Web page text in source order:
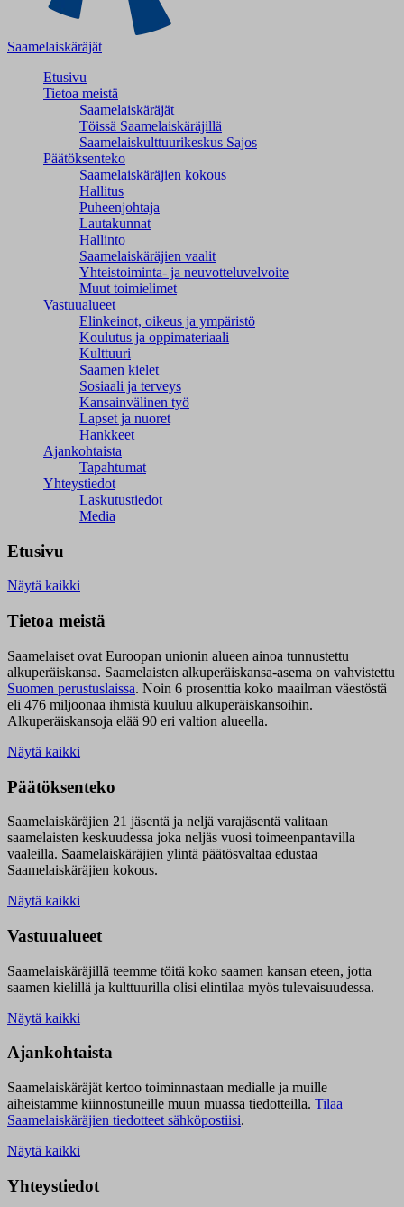
Saamelaiskäräjät
Etusivu
Tietoa meistä
Saamelaiskäräjät
Töissä Saamelaiskäräjillä
Saamelaiskulttuuri­keskus Sajos
Päätöksenteko
Saamelaiskäräjien kokous
Hallitus
Puheenjohtaja
Lautakunnat
Hallinto
Saamelaiskäräjien vaalit
Yhteistoiminta- ja neuvotteluvelvoite
Muut toimielimet
Vastuualueet
Elinkeinot, oikeus ja ympäristö
Koulutus ja oppimateriaali
Kulttuuri
Saamen kielet
Sosiaali ja terveys
Kansainvälinen työ
Lapset ja nuoret
Hankkeet
Ajankohtaista
Tapahtumat
Yhteystiedot
Laskutustiedot
Media
Etusivu
Näytä kaikki
Tietoa meistä
Saamelaiset ovat Euroopan unionin alueen ainoa tunnustettu
alkuperäiskansa. Saamelaisten alkuperäiskansa-asema on vahvistettu
Suomen perustuslaissa. Noin 6 prosenttia koko maailman väestöstä
eli 476 miljoonaa ihmistä kuuluu alkuperäiskansoihin.
Alkuperäiskansoja elää 90 eri valtion alueella.
Näytä kaikki
Päätöksenteko
Saamelaiskäräjien 21 jäsentä ja neljä varajäsentä valitaan
saamelaisten keskuudessa joka neljäs vuosi toimeenpantavilla
vaaleilla. Saamelaiskäräjien ylintä päätösvaltaa edustaa
Saamelaiskäräjien kokous.
Näytä kaikki
Vastuualueet
Saamelaiskäräjillä teemme töitä koko saamen kansan eteen, jotta
saamen kielillä ja kulttuurilla olisi elintilaa myös tulevaisuudessa.
Näytä kaikki
Ajankohtaista
Saamelaiskäräjät kertoo toiminnastaan medialle ja muille
aiheistamme kiinnostuneille muun muassa tiedotteilla. Tilaa
Saamelaiskäräjien tiedotteet sähköpostiisi.
Näytä kaikki
Yhteystiedot